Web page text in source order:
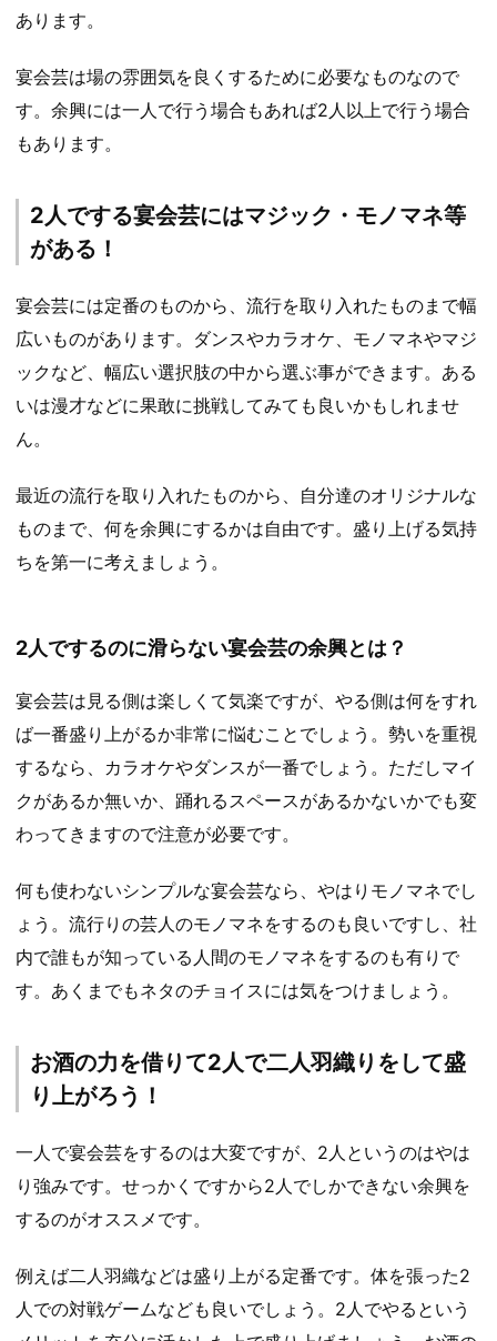
あります。
宴会芸は場の雰囲気を良くするために必要なものなので
す。余興には一人で行う場合もあれば2人以上で行う場合
もあります。
2人でする宴会芸にはマジック・モノマネ等
がある！
宴会芸には定番のものから、流行を取り入れたものまで幅
広いものがあります。ダンスやカラオケ、モノマネやマジ
ックなど、幅広い選択肢の中から選ぶ事ができます。ある
いは漫才などに果敢に挑戦してみても良いかもしれませ
ん。
最近の流行を取り入れたものから、自分達のオリジナルな
ものまで、何を余興にするかは自由です。盛り上げる気持
ちを第一に考えましょう。
2人でするのに滑らない宴会芸の余興とは？
宴会芸は見る側は楽しくて気楽ですが、やる側は何をすれ
ば一番盛り上がるか非常に悩むことでしょう。勢いを重視
するなら、カラオケやダンスが一番でしょう。ただしマイ
クがあるか無いか、踊れるスペースがあるかないかでも変
わってきますので注意が必要です。
何も使わないシンプルな宴会芸なら、やはりモノマネでし
ょう。流行りの芸人のモノマネをするのも良いですし、社
内で誰もが知っている人間のモノマネをするのも有りで
す。あくまでもネタのチョイスには気をつけましょう。
お酒の力を借りて2人で二人羽織りをして盛
り上がろう！
一人で宴会芸をするのは大変ですが、2人というのはやは
り強みです。せっかくですから2人でしかできない余興を
するのがオススメです。
例えば二人羽織などは盛り上がる定番です。体を張った2
人での対戦ゲームなども良いでしょう。2人でやるという